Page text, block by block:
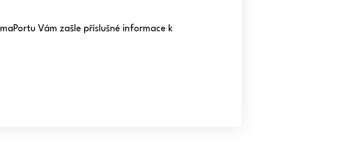
Vám zašle příslušné informace k